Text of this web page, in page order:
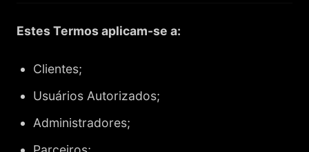
Estes Termos aplicam-se a:
Clientes;
Usuários Autorizados;
Administradores;